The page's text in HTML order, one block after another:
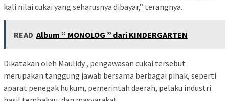
kali nilai cukai yang seharusnya dibayar,” terangnya.
READ Album “ MONOLOG ” dari KINDERGARTEN
Dikatakan oleh Maulidy , pengawasan cukai tersebut
merupakan tanggung jawab bersama berbagai pihak, seperti
aparat penegak hukum, pemerintah daerah, pelaku industri